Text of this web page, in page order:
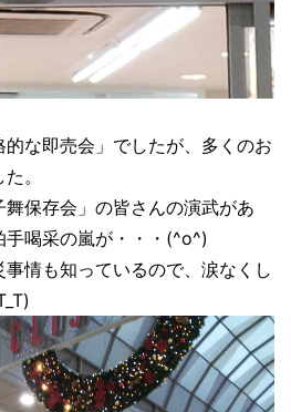
な即売会」でしたが、多くのお
。
保存会」の皆さんの演武があ
手喝采の嵐が・・・(^o^)
事情も知っているので、涙なくし